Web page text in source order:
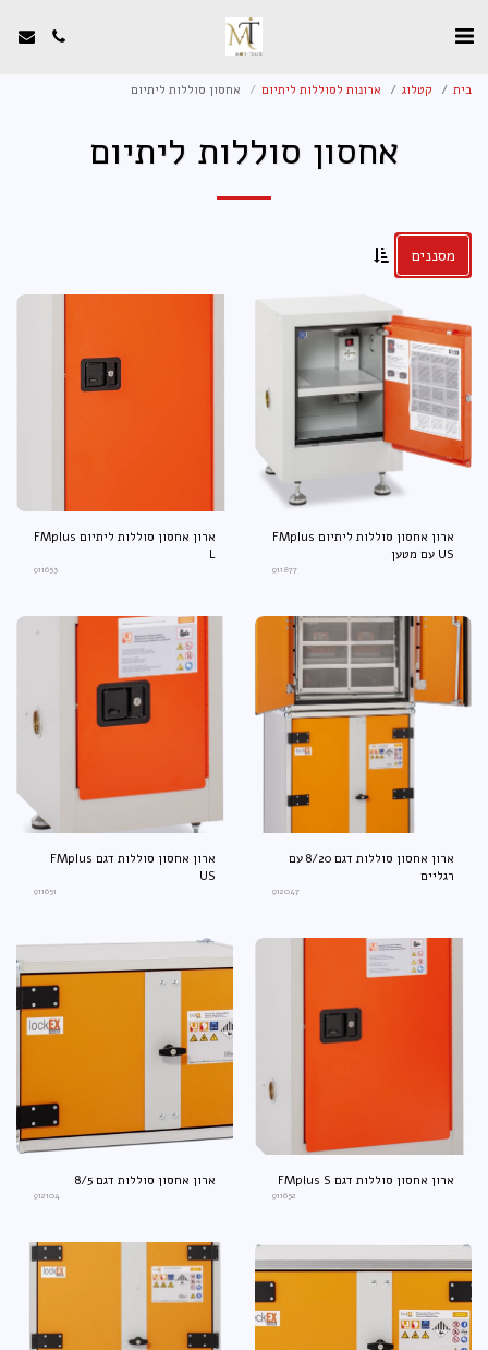
בית קטלוג ארונות לסוללות ליתיום אחסון סוללות ליתיום
אחסון סוללות ליתיום
מסננים
ארון אחסון סוללות ליתיום FMplus
US עם מטען
911877
ארון אחסון סוללות ליתיום FMplus
L
911653
ארון אחסון סוללות דגם 8/20 עם
רגליים
912047
ארון אחסון סוללות דגם FMplus
US
9‎11651‎
ארון אחסון סוללות דגם FMplus S
9‎11652
ארון אחסון סוללות דגם 8/5
9‎12104‎